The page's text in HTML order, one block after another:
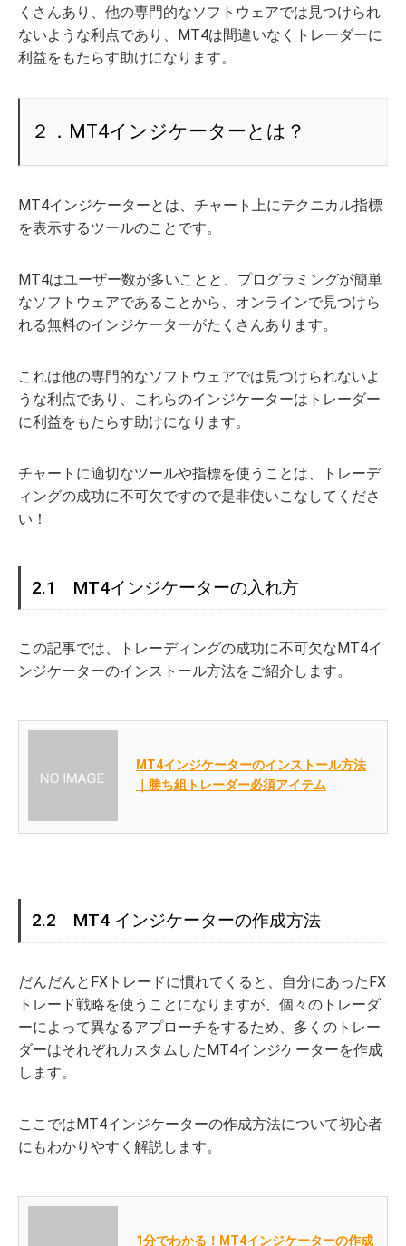
くさんあり、他の専門的なソフトウェアでは見つけられ
ないような利点であり、MT4は間違いなくトレーダーに
利益をもたらす助けになります。
２．MT4インジケーターとは？
MT4インジケーターとは、チャート上にテクニカル指標
を表示するツールのことです。
MT4はユーザー数が多いことと、プログラミングが簡単
なソフトウェアであることから、オンラインで見つけら
れる無料のインジケーターがたくさんあります。
これは他の専門的なソフトウェアでは見つけられないよ
うな利点であり、これらのインジケーターはトレーダー
に利益をもたらす助けになります。
チャートに適切なツールや指標を使うことは、トレーデ
ィングの成功に不可欠ですので是非使いこなしてくださ
い！
2.1 MT4インジケーターの入れ方
この記事では、トレーディングの成功に不可欠なMT4イ
ンジケーターのインストール方法をご紹介します。
MT4インジケーターのインストール方法
｜勝ち組トレーダー必須アイテム
2.2 MT4 インジケーターの作成方法
だんだんとFXトレードに慣れてくると、自分にあったFX
トレード戦略を使うことになりますが、個々のトレーダ
ーによって異なるアプローチをするため、多くのトレー
ダーはそれぞれカスタムしたMT4インジケーターを作成
します。
ここではMT4インジケーターの作成方法について初心者
にもわかりやすく解説します。
1分でわかる！MT4インジケーターの作成